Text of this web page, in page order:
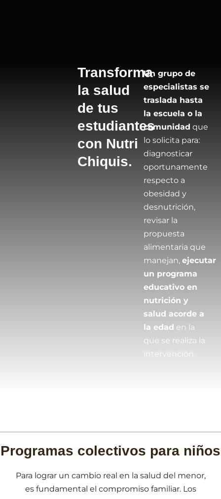
Transforma
la salud
de tus
estudiantes
con Nutri
Chiquis.
Un grupo de
especialistas se
traslada hasta
la escuela o la
comunidad que
lo solicita para:
diagnosticar
oportunamente
respecto a
obesidad y
desnutrición,
revisar la
propuesta
alimentaria que
manejan,ejecutar
un programa
educativo en
nutrición y
salud acorde a
la edad en la
que se realiza la
intervención.
Programas colectivos para niños
Para lograr un cambio real en la salud del menor,
es fundamental el compromiso familiar. Los